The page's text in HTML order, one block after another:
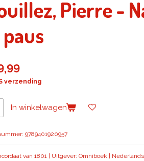
Pierre -
verzending
In winkelwagen
9789401920957
van 1801 | Uitgever: Omniboek |